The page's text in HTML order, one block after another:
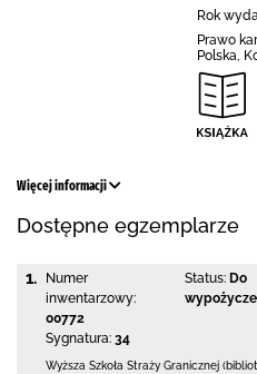
Rok
Prawo
Polska,
Więcej informacji
Dostępne egzemplarze
1.
Numer
inwentarzowy:
00772
Sygnatura: 34
Status: Do
Wyższa Szkoła Straży Granicznej